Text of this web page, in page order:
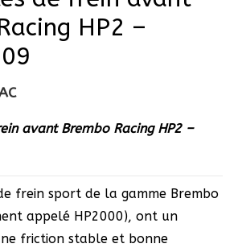
HP2 –
avant Brembo Racing HP2 –
frein sport de la gamme Brembo
appelé HP2000), ont un
friction stable et bonne